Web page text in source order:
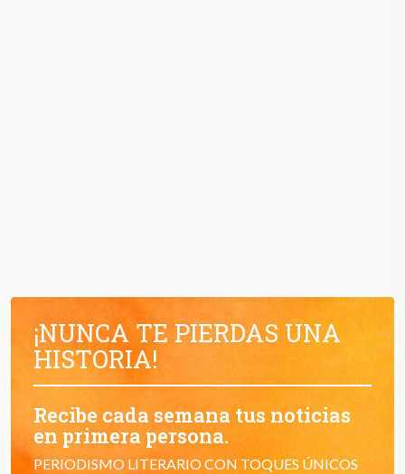
¡NUNCA TE PIERDAS UNA
HISTORIA!
Recibe cada semana tus noticias
en primera persona.
PERIODISMO LITERARIO CON TOQUES ÚNICOS